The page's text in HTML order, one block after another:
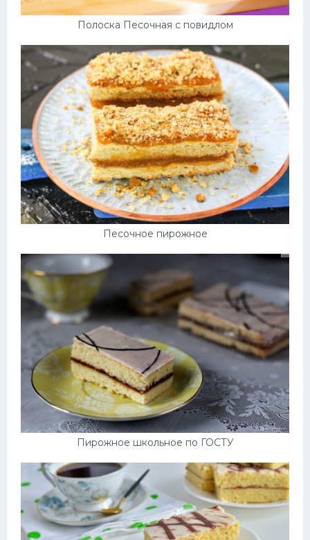
Полоска Песочная с повидлом
Песочное пирожное
Пирожное школьное по ГОСТУ